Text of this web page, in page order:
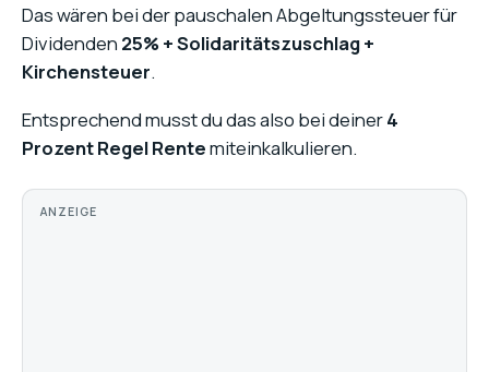
Das wären bei der pauschalen Abgeltungssteuer für
Dividenden 25% + Solidaritätszuschlag +
Kirchensteuer.
Entsprechend musst du das also bei deiner4
Prozent Regel Rentemiteinkalkulieren.
ANZEIGE